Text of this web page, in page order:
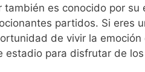
también es conocido por
partidos. Si eres
de vivir la
estadio para disfrutar de